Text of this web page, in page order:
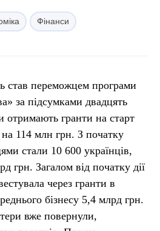
Фінанси
став переможцем програми
за підсумками двадцять
отримають гранти на старт
на 114 млн грн. З початку
стали 10 600 українців,
грн. Загалом від початку дії
через гранти в
бізнесу 5,4 млрд грн.
вже повернули,